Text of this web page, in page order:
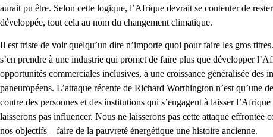
aurait pu être. Selon cette logique, l’Afrique devrait se contenter de
développée, tout cela au nom du changement climatique.
Il est triste de voir quelqu’un dire n’importe quoi pour faire les gros
s’en prendre à une industrie qui promet de faire plus que développer
opportunités commerciales inclusives, à une croissance généralisée des
paneuropéens. L’attaque récente de Richard Worthington n’est qu’une
contre des personnes et des institutions qui s’engagent à laisser
laisserons pas influencer. Nous ne laisserons pas cette attaque effrontée
nos objectifs – faire de la pauvreté énergétique une histoire ancienne.